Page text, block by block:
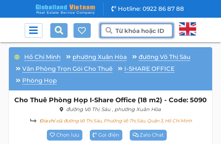
Hotline: 0922 86 87 88
Hồ Chí Minh phường Xuân Hòa
đường Võ Thị Sáu
Văn Phòng Trọn Gói Cho Thuê
I-SHARE OFFICE
Phòng Họp
Cho Thuê Phòng Họp I-Share Office (18 m2) - Code: 5090
đường Võ Thị Sáu , phường Xuân Hòa
Địa chỉ cũ:đường Võ Thị Sáu, Phường Võ Thị Sáu, Quận 3, Hồ Chí Minh
Chọn lưu Gọi điện Zalo Chat